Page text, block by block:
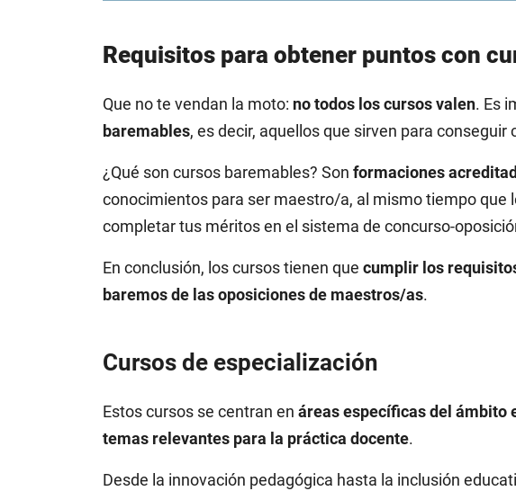
Requisitos para obtener puntos con
Que no te vendan la moto: no todos los cursos valen. Es
baremables, es decir, aquellos que sirven para
¿Qué son cursos baremables? Son formaciones
conocimientos para ser maestro/a, al mismo tiempo que
completar tus méritos en el sistema de concurso-
En conclusión, los cursos tienen que cumplir los
baremos de las oposiciones de maestros/as.
Cursos de especialización
Estos cursos se centran en áreas específicas del ámbito
temas relevantes para la práctica docente.
Desde la innovación pedagógica hasta la inclusión